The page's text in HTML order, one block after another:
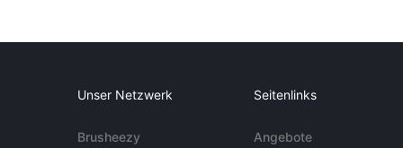
Unser Netzwerk
Brusheezy
Seitenlinks
Angebote